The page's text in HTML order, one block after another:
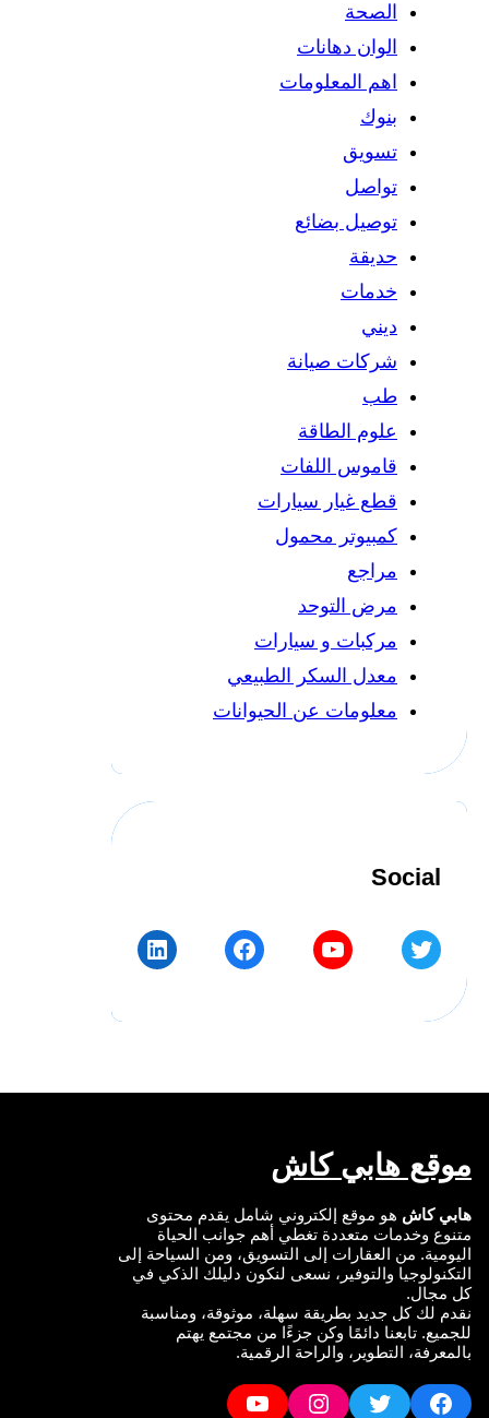
الصحة
الوان دهانات
اهم المعلومات
بنوك
تسويق
تواصل
توصيل بضائع
حديقة
خدمات
ديني
شركات صيانة
طب
علوم الطاقة
قاموس اللفات
قطع غيار سيارات
كمبيوتر محمول
مراجع
مرض التوحد
مركبات و سيارات
معدل السكر الطبيعي
معلومات عن الحيوانات
Social
Twitter
YouTube
Facebook
LinkedIn
موقع هابي كاش
هابي كاش هو موقع إلكتروني شامل يقدم محتوى
متنوع وخدمات متعددة تغطي أهم جوانب الحياة
اليومية. من العقارات إلى التسويق، ومن السياحة إلى
التكنولوجيا والتوفير، نسعى لنكون دليلك الذكي في
كل مجال.
نقدم لك كل جديد بطريقة سهلة، موثوقة، ومناسبة
للجميع. تابعنا دائمًا وكن جزءًا من مجتمع يهتم
بالمعرفة، التطوير، والراحة الرقمية.
Facebook
Twitter
Instagram
YouTube